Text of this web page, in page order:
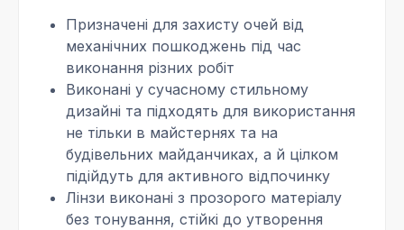
Призначені для захисту очей від
механічних пошкоджень під час
виконання різних робіт
Виконані у сучасному стильному
дизайні та підходять для використання
не тільки в майстернях та на
будівельних майданчиках, а й цілком
підійдуть для активного відпочинку
Лінзи виконані з прозорого матеріалу
без тонування, стійкі до утворення